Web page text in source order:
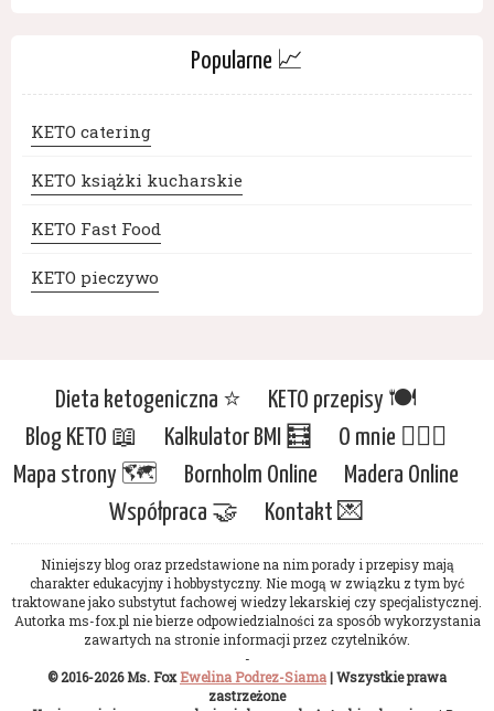
Popularne 📈
KETO catering
KETO książki kucharskie
KETO Fast Food
KETO pieczywo
Dieta ketogeniczna ⭐️
KETO przepisy 🍽
Blog KETO 📖
Kalkulator BMI 🧮
O mnie 🙋🏻‍♀️
Mapa strony 🗺
Bornholm Online
Madera Online
Współpraca 🤝
Kontakt 💌
Niniejszy blog oraz przedstawione na nim porady i przepisy mają
charakter edukacyjny i hobbystyczny. Nie mogą w związku z tym być
traktowane jako substytut fachowej wiedzy lekarskiej czy specjalistycznej.
Autorka ms-fox.pl nie bierze odpowiedzialności za sposób wykorzystania
zawartych na stronie informacji przez czytelników.
-
© 2016-2026 Ms. Fox Ewelina Podrez-Siama| Wszystkie prawa
zastrzeżone